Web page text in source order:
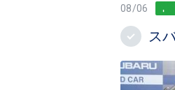
08/06
ス